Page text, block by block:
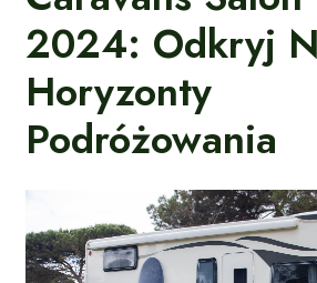
2024: Odkryj
Horyzonty
Podróżowania